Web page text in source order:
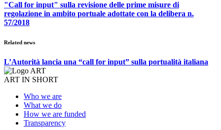
"Call for input" sulla revisione delle prime misure di
regolazione in ambito portuale adottate con la delibera n.
57/2018
Related news
L’Autorità lancia una “call for input” sulla portualità italiana
ART IN SHORT
Who we are
What we do
How we are funded
Transparency